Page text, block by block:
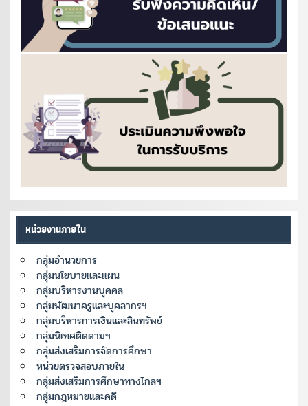
หน่วยงานภายใน
กลุ่มอำนวยการ
กลุ่มนโยบายและแผน
กลุ่มบริหารงานบุคคล
กลุ่มพัฒนาครูและบุคลากรฯ
กลุ่มบริหารการเงินและสินทรัพย์
กลุ่มนิเทศติดตามฯ
กลุ่มส่งเสริมการจัดการศึกษา
หน่วยตรวจสอบภายใน
กลุ่มส่งเสริมการศึกษาทางไกลฯ
กลุ่มกฎหมายและคดี